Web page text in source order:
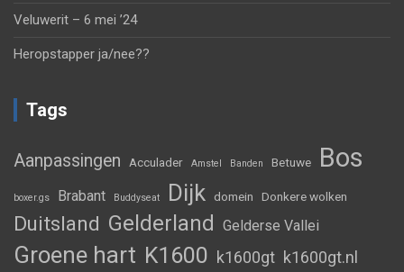
Veluwerit – 6 mei ’24
Heropstapper ja/nee??
Tags
Aanpassingen Acculader Amstel Banden Betuwe Bos
boxer.gs Brabant Buddyseat Dijk domein Donkere wolken
Duitsland Gelderland Gelderse Vallei
Groene hart K1600 k1600gt k1600gt.nl